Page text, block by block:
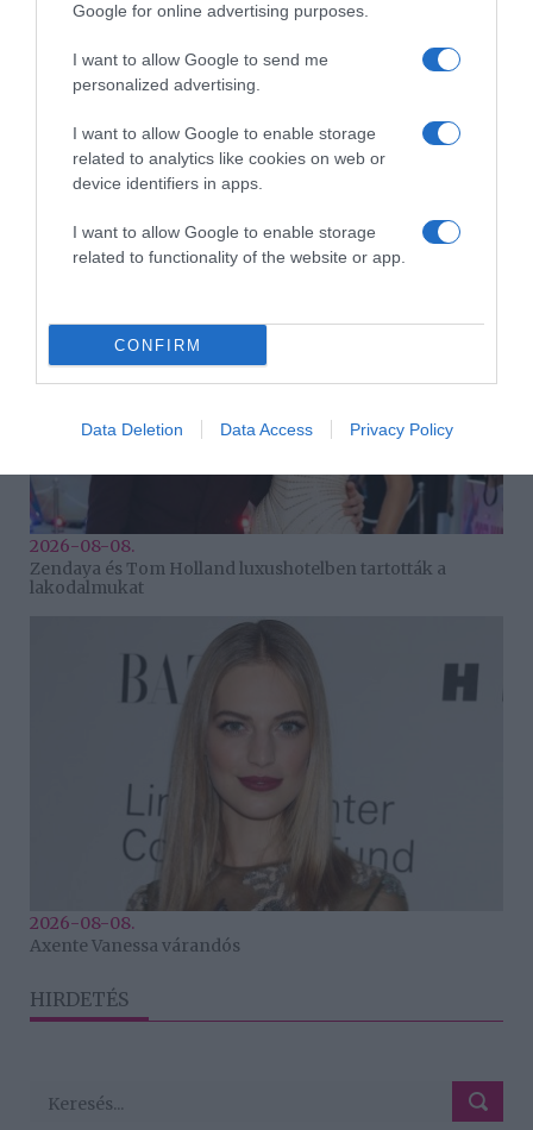
Google for online advertising purposes.
I want to allow Google to send me
personalized advertising.
I want to allow Google to enable storage
related to analytics like cookies on web or
device identifiers in apps.
I want to allow Google to enable storage
related to functionality of the website or app.
CONFIRM
Data Deletion Data Access Privacy Policy
2026-08-08.
Takácsatka elleni védekezés kánikulában: így mentheted
2026-08-08.
Zendaya és Tom Holland luxushotelben tartották a
lakodalmukat
2026-08-08.
Axente Vanessa várandós
HIRDETÉS